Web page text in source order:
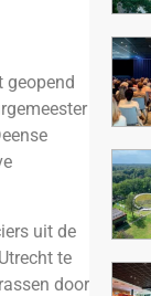
geopend
uit de
te
door